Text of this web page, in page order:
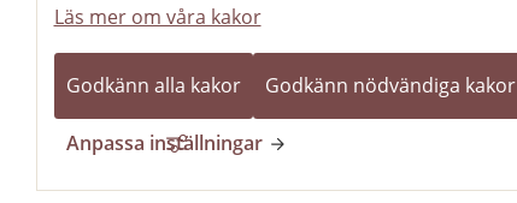
Läs mer om våra kakor
Godkänn alla kakor Godkänn nödvändiga kakor
Anpassa inställningar
Kontaktcenter
Stängt
Öppnar 10 aug kl
08.00